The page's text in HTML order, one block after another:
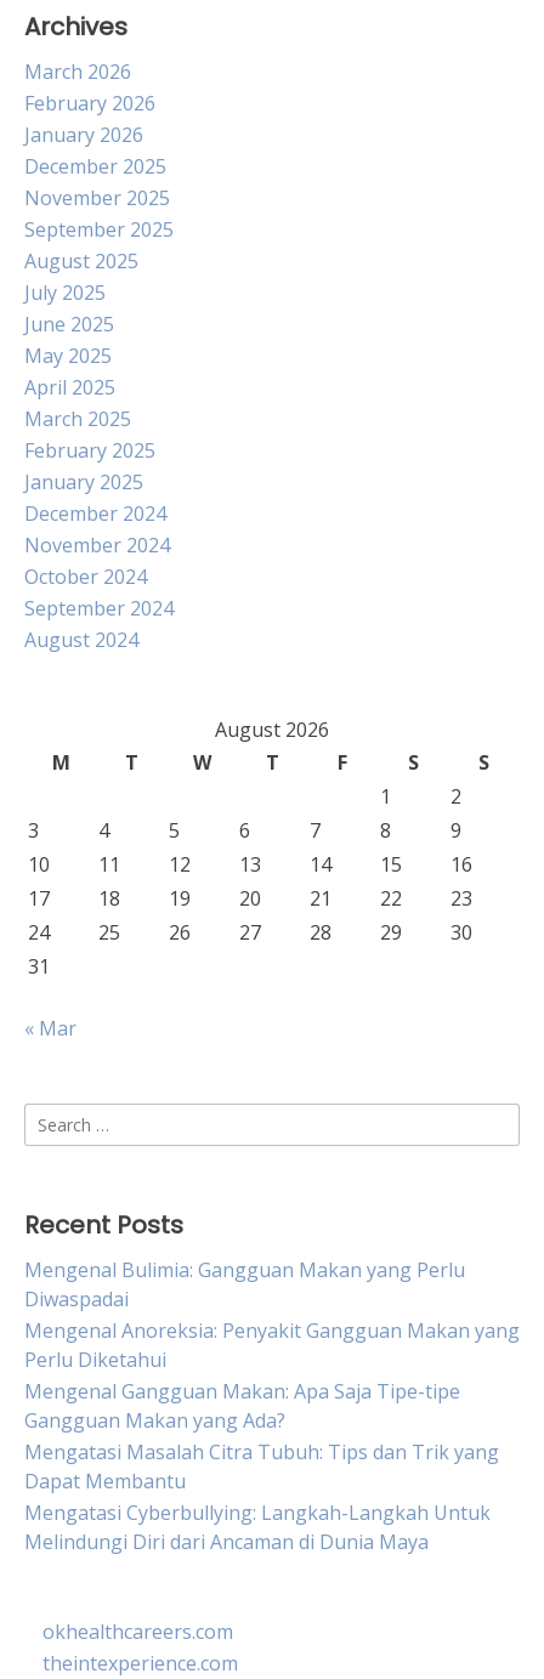
Archives
March 2026
February 2026
January 2026
December 2025
November 2025
September 2025
August 2025
July 2025
June 2025
May 2025
April 2025
March 2025
February 2025
January 2025
December 2024
November 2024
October 2024
September 2024
August 2024
August 2026
M
T W T F S
S
1
2
3
4 5 6 7 8
9
10
11 12 13 14 15
16
17
18 19 20 21 22
23
24
25 26 27 28 29
30
31
« Mar
Search
for:
Recent Posts
Mengenal Bulimia: Gangguan Makan yang Perlu
Diwaspadai
Mengenal Anoreksia: Penyakit Gangguan Makan yang
Perlu Diketahui
Mengenal Gangguan Makan: Apa Saja Tipe-tipe
Gangguan Makan yang Ada?
Mengatasi Masalah Citra Tubuh: Tips dan Trik yang
Dapat Membantu
Mengatasi Cyberbullying: Langkah-Langkah Untuk
Melindungi Diri dari Ancaman di Dunia Maya
okhealthcareers.com
theintexperience.com